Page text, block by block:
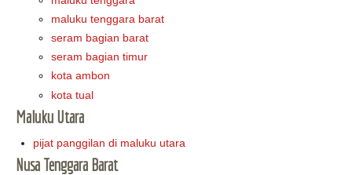
maluku tenggara barat
seram bagian barat
seram bagian timur
kota ambon
kota tual
Maluku Utara
pijat panggilan di maluku utara
Nusa Tenggara Barat